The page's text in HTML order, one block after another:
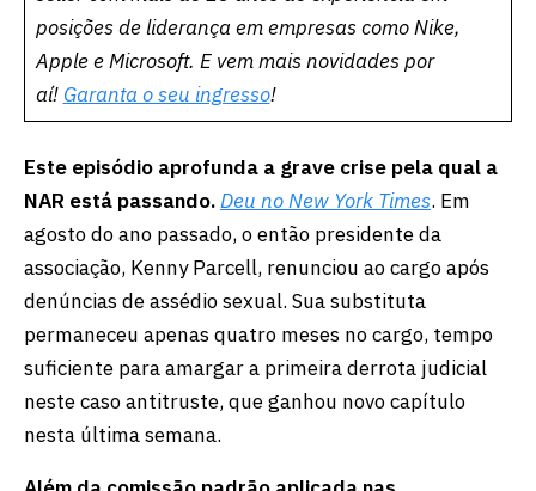
posições de liderança em empresas como Nike,
Apple e Microsoft. E vem mais novidades por
aí! Garanta o seu ingresso!
Este episódio aprofunda a grave crise pela qual a
NAR está passando.Deu no New York Times. Em
agosto do ano passado, o então presidente da
associação, Kenny Parcell, renunciou ao cargo após
denúncias de assédio sexual. Sua substituta
permaneceu apenas quatro meses no cargo, tempo
suficiente para amargar a primeira derrota judicial
neste caso antitruste, que ganhou novo capítulo
nesta última semana.